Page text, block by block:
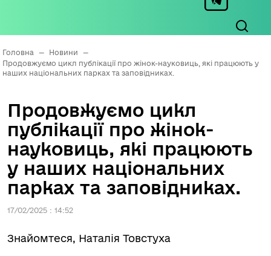
Головна — Новини
—
Продовжуємо цикл публікації про жінок-науковиць, які працюють у
наших національних парках та заповідниках.
Продовжуємо цикл
публікації про жінок-
науковиць, які працюють
у наших національних
парках та заповідниках.
17/02/2025 : 14:52
Знайомтеся, Наталія Товстуха